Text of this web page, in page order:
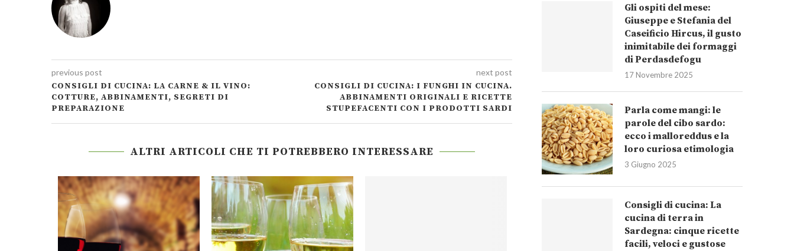
previous post
CONSIGLI DI CUCINA: LA CARNE & IL VINO:
COTTURE, ABBINAMENTI, SEGRETI DI
PREPARAZIONE
next post
CONSIGLI DI CUCINA: I FUNGHI IN CUCINA.
ABBINAMENTI ORIGINALI E RICETTE
STUPEFACENTI CON I PRODOTTI SARDI
ALTRI ARTICOLI CHE TI POTREBBERO INTERESSARE
Gli ospiti del mese:
Giuseppe e Stefania del
Caseificio Hircus, il gusto
inimitabile dei formaggi
di Perdasdefogu
17 Novembre 2025
Parla come mangi: le
parole del cibo sardo:
ecco i malloreddus e la
loro curiosa etimologia
3 Giugno 2025
Consigli di cucina: La
cucina di terra in
Sardegna: cinque ricette
facili, veloci e gustose